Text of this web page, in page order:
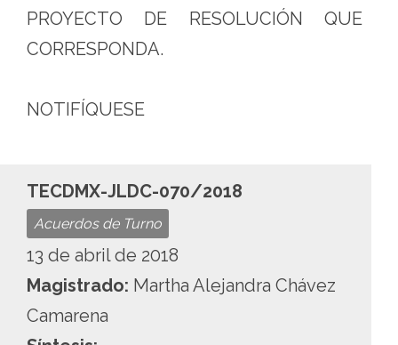
PROYECTO DE RESOLUCIÓN QUE
CORRESPONDA.
NOTIFÍQUESE
TECDMX-JLDC-070/2018
Acuerdos de Turno
13 de abril de 2018
Magistrado: Martha Alejandra Chávez
Camarena